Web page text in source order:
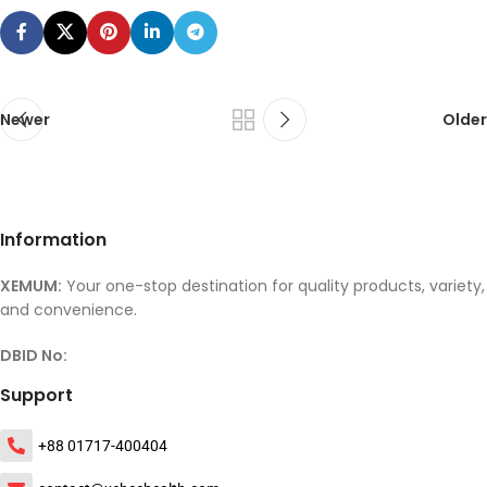
Newer Older
Information
XEMUM: Your one-stop destination for quality products, variety,
and convenience.
DBID No:
Support
+88 01717-400404